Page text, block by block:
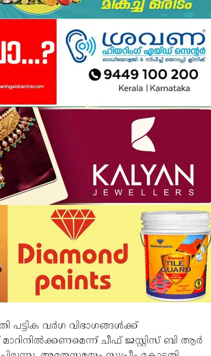
പട്ടിക വർഗ വിഭാഗങ്ങൾക്ക്
ചീഫ് ജസ്റ്റിസ് ബി ആർ